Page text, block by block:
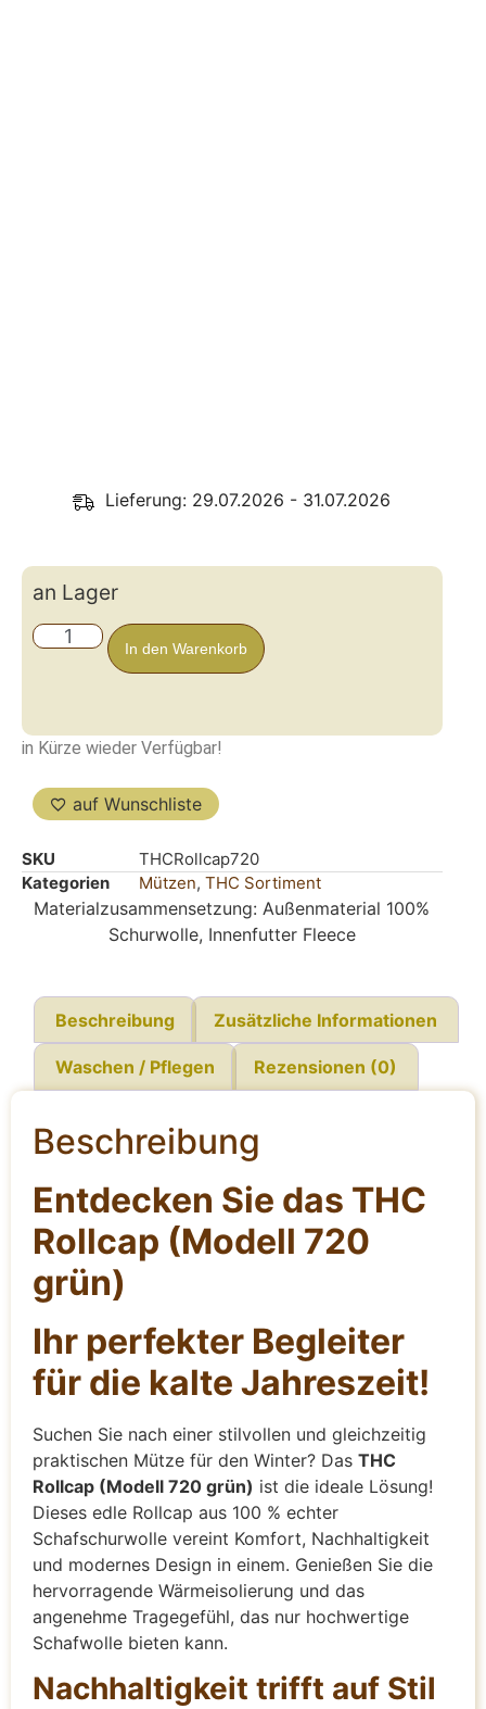
Lieferung: 29.07.2026 - 31.07.2026
an Lager
In den Warenkorb
in Kürze wieder Verfügbar!
auf Wunschliste
SKU
THCRollcap720
Kategorien
Mützen, THC Sortiment
Materialzusammensetzung: Außenmaterial 100%
Schurwolle, Innenfutter Fleece
Beschreibung Zusätzliche Informationen
Waschen / Pflegen Rezensionen (0)
Beschreibung
Entdecken Sie das THC
Rollcap (Modell 720
grün)
Ihr perfekter Begleiter
für die kalte Jahreszeit!
Suchen Sie nach einer stilvollen und gleichzeitig
praktischen Mütze für den Winter? Das THC
Rollcap (Modell 720 grün) ist die ideale Lösung!
Dieses edle Rollcap aus 100 % echter
Schafschurwolle vereint Komfort, Nachhaltigkeit
und modernes Design in einem. Genießen Sie die
hervorragende Wärmeisolierung und das
angenehme Tragegefühl, das nur hochwertige
Schafwolle bieten kann.
Nachhaltigkeit trifft auf Stil